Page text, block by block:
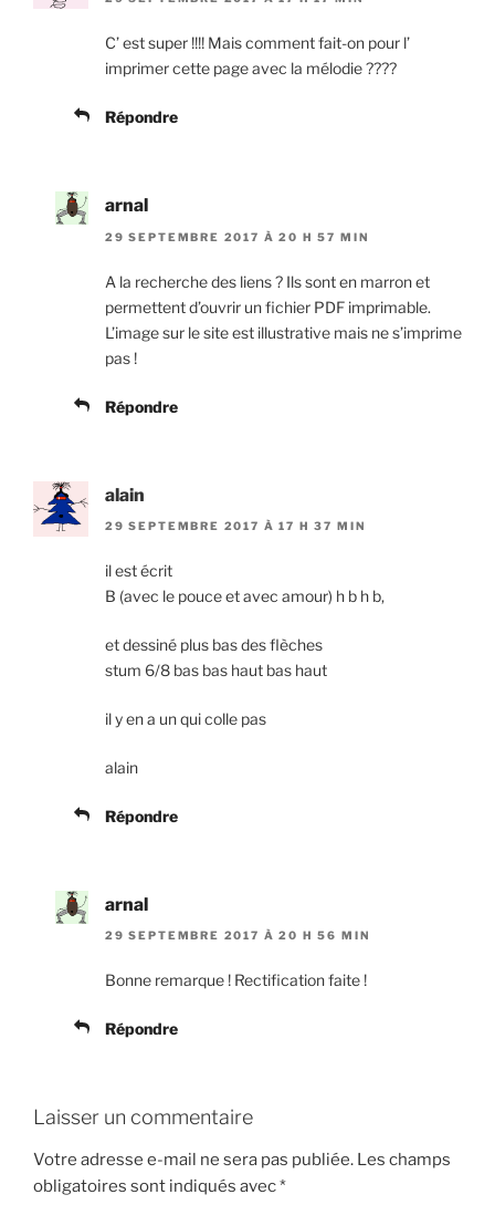
C’ est super !!!! Mais comment fait-on pour l’
imprimer cette page avec la mélodie ????
Répondre
arnal
29 SEPTEMBRE 2017 À 20 H 57 MIN
A la recherche des liens ? Ils sont en marron et
permettent d’ouvrir un fichier PDF imprimable.
L’image sur le site est illustrative mais ne s’imprime
pas !
Répondre
alain
29 SEPTEMBRE 2017 À 17 H 37 MIN
il est écrit
B (avec le pouce et avec amour) h b h b,
et dessiné plus bas des flèches
stum 6/8 bas bas haut bas haut
il y en a un qui colle pas
alain
Répondre
arnal
29 SEPTEMBRE 2017 À 20 H 56 MIN
Bonne remarque ! Rectification faite !
Répondre
Laisser un commentaire
Votre adresse e-mail ne sera pas publiée. Les champs
obligatoires sont indiqués avec*